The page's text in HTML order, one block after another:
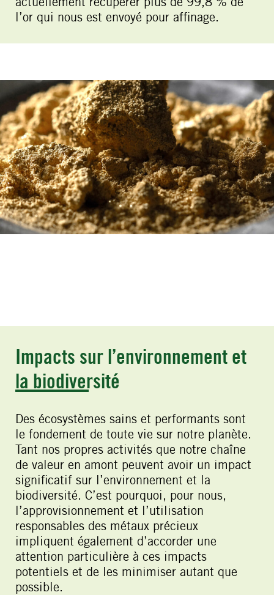
l’or qui nous est envoyé pour affinage.
Impacts sur l’environnement et
la biodiversité
Des écosystèmes sains et performants sont
le fondement de toute vie sur notre planète.
Tant nos propres activités que notre chaîne
de valeur en amont peuvent avoir un impact
significatif sur l’environnement et la
biodiversité. C’est pourquoi, pour nous,
l’approvisionnement et l’utilisation
responsables des métaux précieux
impliquent également d’accorder une
attention particulière à ces impacts
potentiels et de les minimiser autant que
possible.